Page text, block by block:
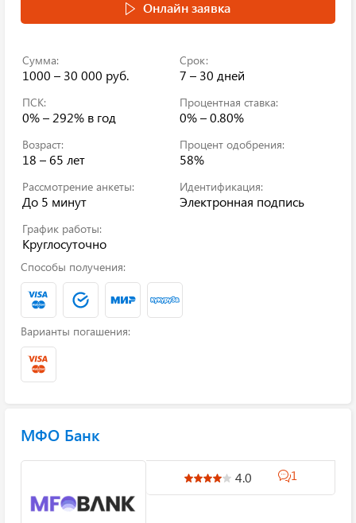
Онлайн заявка
Сумма:
1000 – 30 000 руб.
Срок:
7 – 30 дней
ПСК:
0% – 292% в год
Процентная ставка:
0% – 0.80%
Возраст:
18 – 65 лет
Процент одобрения:
58%
Рассмотрение анкеты:
До 5 минут
Идентификация:
Электронная подпись
График работы:
Круглосуточно
Способы получения:
Варианты погашения:
МФО Банк
4.0 1